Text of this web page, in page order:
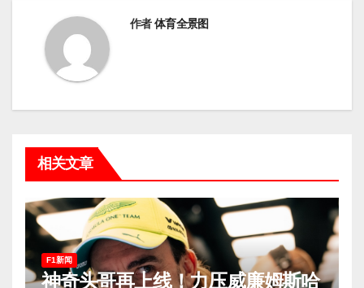
作者体育全景图
相关文章
F1新闻
神奇头哥再上线！力压威廉姆斯哈